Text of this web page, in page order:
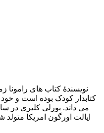
کتابدار کودک بوده است و خود
ایالت اورگون امریکا